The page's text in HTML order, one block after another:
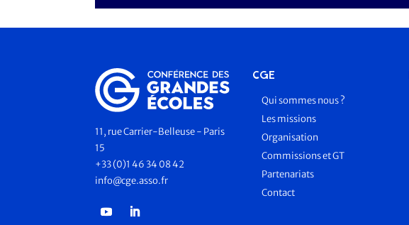
11, rue Carrier-Belleuse - Paris
15
+33 (0)1 46 34 08 42
info@cge.asso.fr
CGE
Qui sommes nous ?
Les missions
Organisation
Commissions et GT
Partenariats
Contact